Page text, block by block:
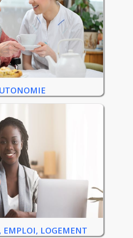
EMPLOI, LOGEMENT